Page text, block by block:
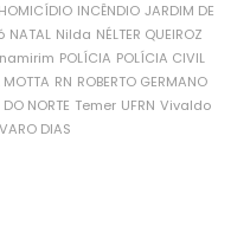
HOMICÍDIO INCÊNDIO JARDIM DE
NATAL Nilda NÉLTER QUEIROZ
POLÍCIA POLÍCIA CIVIL
MOTTA RN ROBERTO GERMANO
NORTE Temer UFRN Vivaldo
DIAS